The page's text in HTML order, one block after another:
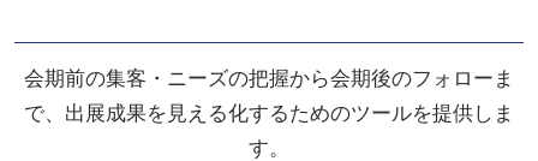
会期前の集客・ニーズの把握から会期後のフォローま
で、出展成果を見える化するためのツールを提供しま
す。